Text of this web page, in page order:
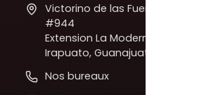
Victorino de las Fuentes
#944
Extension La Moderna,
Irapuato, Guanajuato
Nos bureaux